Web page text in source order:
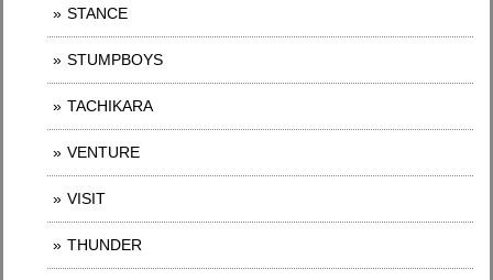
STANCE
STUMPBOYS
TACHIKARA
VENTURE
VISIT
THUNDER